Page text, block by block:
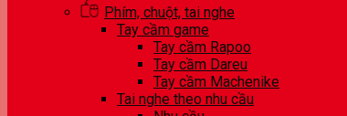
Phím, chuột, tai nghe
Tay cầm game
Tay cầm Rapoo
Tay cầm Dareu
Tay cầm Machenike
Tai nghe theo nhu cầu